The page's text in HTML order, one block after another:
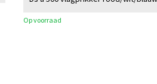
Op voorraad